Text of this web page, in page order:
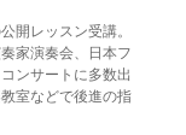
開レッスン受講。
家演奏会、
日本フ
ンサートに多数出
室などで後進の指